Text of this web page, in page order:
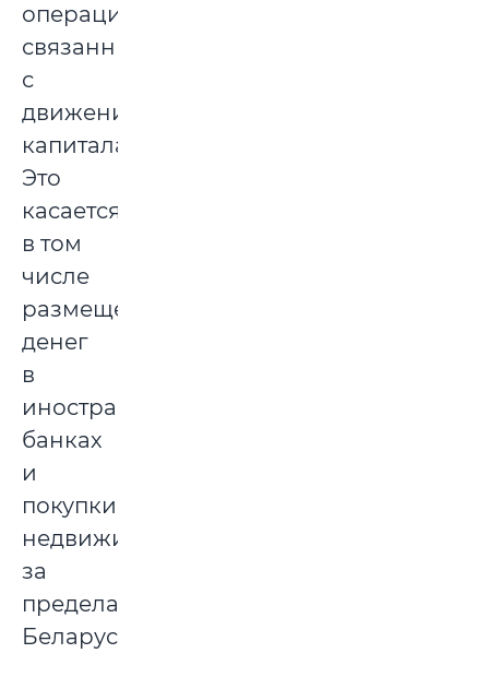
операции,
связанные
с
движением
капитала.
Это
касается
в том
числе
размещения
денег
в
иностранных
банках
и
покупки
недвижимости
за
пределами
Беларуси.